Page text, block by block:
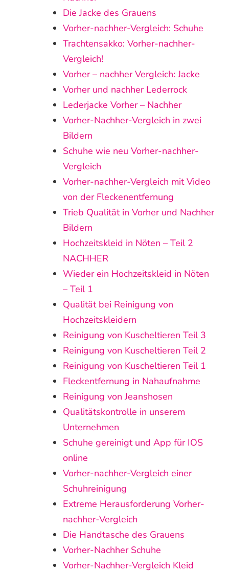
Die Jacke des Grauens
Vorher-nachher-Vergleich: Schuhe
Trachtensakko: Vorher-nachher-
Vergleich!
Vorher – nachher Vergleich: Jacke
Vorher und nachher Lederrock
Lederjacke Vorher – Nachher
Vorher-Nachher-Vergleich in zwei
Bildern
Schuhe wie neu Vorher-nachher-
Vergleich
Vorher-nachher-Vergleich mit Video
von der Fleckenentfernung
Trieb Qualität in Vorher und Nachher
Bildern
Hochzeitskleid in Nöten – Teil 2
NACHHER
Wieder ein Hochzeitskleid in Nöten
– Teil 1
Qualität bei Reinigung von
Hochzeitskleidern
Reinigung von Kuscheltieren Teil 3
Reinigung von Kuscheltieren Teil 2
Reinigung von Kuscheltieren Teil 1
Fleckentfernung in Nahaufnahme
Reinigung von Jeanshosen
Qualitätskontrolle in unserem
Unternehmen
Schuhe gereinigt und App für IOS
online
Vorher-nachher-Vergleich einer
Schuhreinigung
Extreme Herausforderung Vorher-
nachher-Vergleich
Die Handtasche des Grauens
Vorher-Nachher Schuhe
Vorher-Nachher-Vergleich Kleid